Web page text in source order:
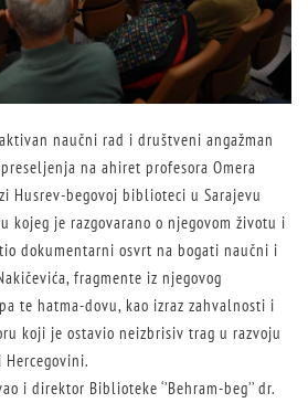
naučni rad i društveni angažman
na ahiret profesora Omera
Husrev-begovoj biblioteci u Sarajevu
kojeg je razgovarano o njegovom životu i
dokumentarni osvrt na bogati naučni i
fragmente iz njegovog
te hatma-dovu, kao izraz zahvalnosti i
koji je ostavio neizbrisiv trag u razvoju
i direktor Biblioteke ‘’Behram-beg’’ dr.